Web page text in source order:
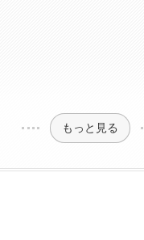
もっと見る